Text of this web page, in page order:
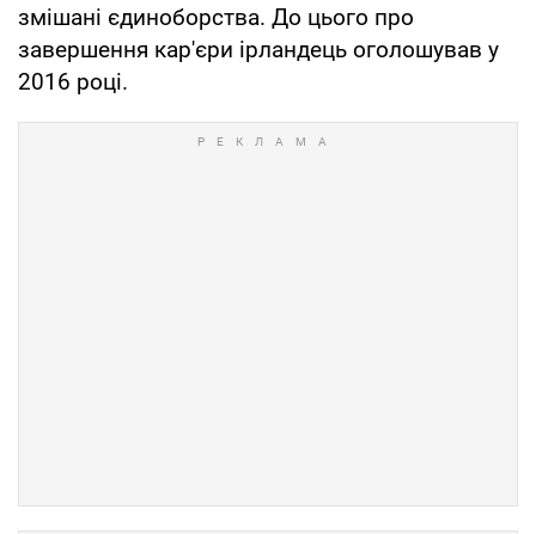
змішані єдиноборства. До цього про
завершення кар'єри ірландець оголошував у
2016 році.